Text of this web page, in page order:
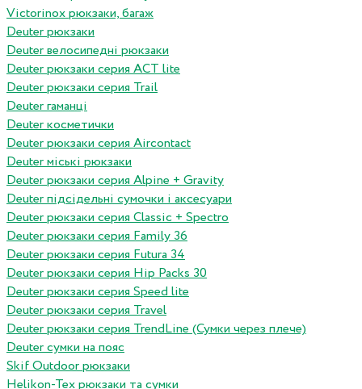
Victorinox рюкзаки, багаж
Deuter рюкзаки
Deuter велосипедні рюкзаки
Deuter рюкзаки серия ACT lite
Deuter рюкзаки серия Trail
Deuter гаманці
Deuter косметички
Deuter рюкзаки серия Aircontact
Deuter міські рюкзаки
Deuter рюкзаки серия Alpine + Gravity
Deuter підсідельні сумочки і аксесуари
Deuter рюкзаки серия Classic + Spectro
Deuter рюкзаки серия Family 36
Deuter рюкзаки серия Futura 34
Deuter рюкзаки серия Hip Packs 30
Deuter рюкзаки серия Speed lite
Deuter рюкзаки серия Travel
Deuter рюкзаки серия TrendLine (Сумки через плече)
Deuter сумки на пояс
Skif Outdoor рюкзаки
Helikon-Tex рюкзаки та сумки